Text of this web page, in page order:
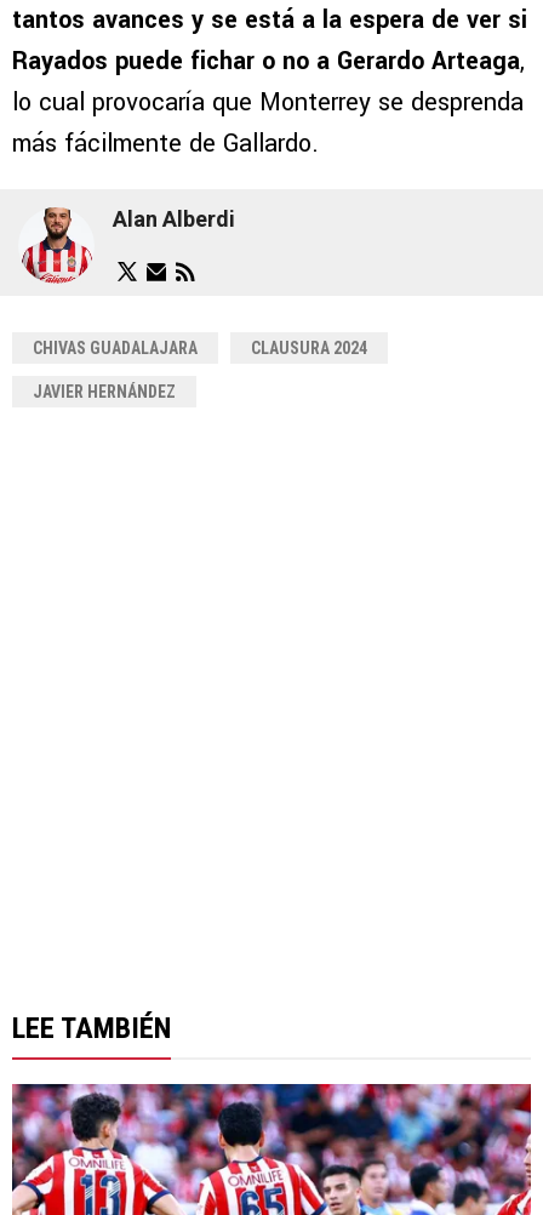
tantos avances y se está a la espera de ver si
Rayados puede fichar o no a Gerardo Arteaga,
lo cual provocaría que Monterrey se desprenda
más fácilmente de Gallardo.
Alan Alberdi
CHIVAS GUADALAJARA CLAUSURA 2024
JAVIER HERNÁNDEZ
LEE TAMBIÉN